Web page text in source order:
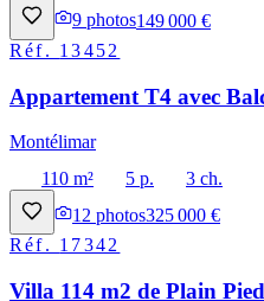
9 photos149 000 €
Réf. 13452
Appartement T4 avec
Montélimar
110 m²
5 p.
3 ch.
12 photos325 000 €
Réf. 17342
Villa 114 m2 de Plain